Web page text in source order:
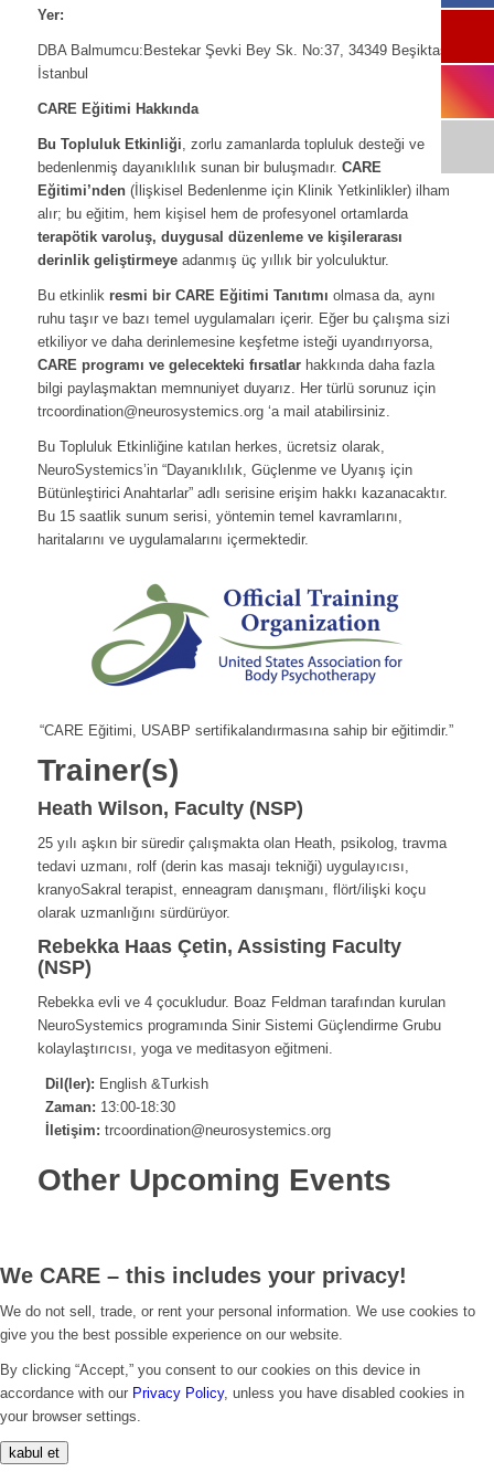
Yer:
DBA Balmumcu:Bestekar Şevki Bey Sk. No:37, 34349 Beşiktaş/
İstanbul
CARE Eğitimi Hakkında
Bu Topluluk Etkinliği , zorlu zamanlarda topluluk desteği ve
bedenlenmiş dayanıklılık sunan bir buluşmadır. CARE
Eğitimi’nden(İlişkisel Bedenlenme için Klinik Yetkinlikler) ilham
alır; bu eğitim, hem kişisel hem de profesyonel ortamlarda
terapötik varoluş, duygusal düzenleme ve kişilerarası
derinlik geliştirmeyeadanmış üç yıllık bir yolculuktur.
Bu etkinlik resmi bir CARE Eğitimi Tanıtımı olmasa da, aynı
ruhu taşır ve bazı temel uygulamaları içerir. Eğer bu çalışma sizi
etkiliyor ve daha derinlemesine keşfetme isteği uyandırıyorsa,
CARE programı ve gelecekteki fırsatlar hakkında daha fazla
bilgi paylaşmaktan memnuniyet duyarız. Her türlü sorunuz için
trcoordination@neurosystemics.org ‘a mail atabilirsiniz.
Bu Topluluk Etkinliğine katılan herkes, ücretsiz olarak,
NeuroSystemics’in “Dayanıklılık, Güçlenme ve Uyanış için
Bütünleştirici Anahtarlar” adlı serisine erişim hakkı kazanacaktır.
Bu 15 saatlik sunum serisi, yöntemin temel kavramlarını,
haritalarını ve uygulamalarını içermektedir.
“CARE Eğitimi, USABP sertifikalandırmasına sahip bir eğitimdir.”
Trainer(s)
Heath Wilson, Faculty (NSP)
25 yılı aşkın bir süredir çalışmakta olan Heath, psikolog, travma
tedavi uzmanı, rolf (derin kas masajı tekniği) uygulayıcısı,
kranyoSakral terapist, enneagram danışmanı, flört/ilişki koçu
olarak uzmanlığını sürdürüyor.
Rebekka Haas Çetin, Assisting Faculty
(NSP)
Rebekka evli ve 4 çocukludur. Boaz Feldman tarafından kurulan
NeuroSystemics programında Sinir Sistemi Güçlendirme Grubu
kolaylaştırıcısı, yoga ve meditasyon eğitmeni.
Dil(ler): English &Turkish
Zaman: 13:00-18:30
İletişim: trcoordination@neurosystemics.org
Other Upcoming Events
We CARE – this includes your privacy!
We do not sell, trade, or rent your personal information. We use cookies to
give you the best possible experience on our website.
By clicking “Accept,” you consent to our cookies on this device in
accordance with our Privacy Policy, unless you have disabled cookies in
your browser settings.
kabul et